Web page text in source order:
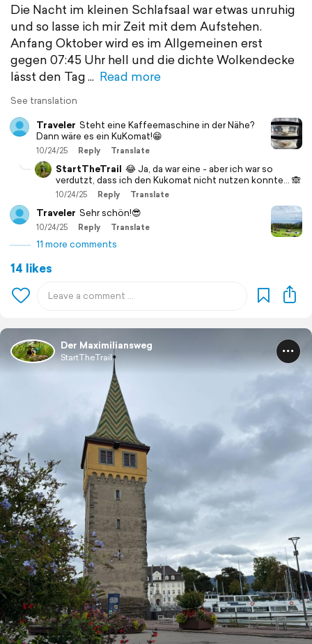
Die Nacht im kleinen Schlafsaal war etwas unruhig
und so lasse ich mir Zeit mit dem Aufstehen.
Anfang Oktober wird es im Allgemeinen erst
gegen 07:45 Uhr hell und die dichte Wolkendecke
lässt den Tag
Read more
See translation
Traveler Steht eine Kaffeemaschine in der Nähe?
Dann wäre es ein KuKomat!😁
10/24/25 Reply Translate
StartTheTrail 😂 Ja, da war eine - aber ich war so
verdutzt, dass ich den Kukomat nicht nutzen konnte… 🙈
10/24/25 Reply Translate
Traveler Sehr schön!😎
10/24/25 Reply Translate
11 more comments
14 likes
Der Maximiliansweg
StartTheTrail